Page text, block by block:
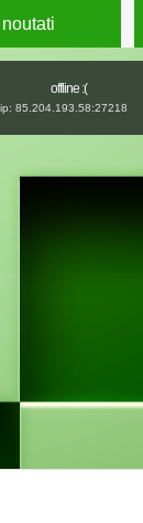
noutati
offline :(
ip: 85.204.193.58:27218